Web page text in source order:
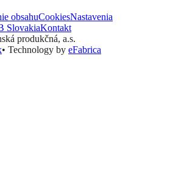
obsahuCookiesNastavenia
SlovakiaKontakt
produkčná, a.s.
• Technology by eFabrica